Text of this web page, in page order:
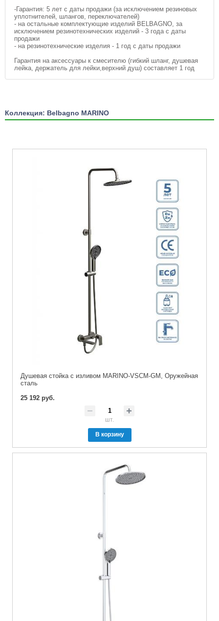
-Гарантия: 5 лет с даты продажи (за исключением резиновых
уплотнителей, шлангов, переключателей)
- на остальные комплектующие изделий BELBAGNO, за
исключением резинотехнических изделий - 3 года с даты
продажи
- на резинотехнические изделия - 1 год с даты продажи
Гарантия на аксессуары к смесителю (гибкий шланг, душевая
лейка, держатель для лейки,верхний душ) составляет 1 год
Коллекция: Belbagno MARINO
Душевая стойка с изливом MARINO-VSCM-GM, Оружейная
сталь
25 192 руб.
шт.
В корзину